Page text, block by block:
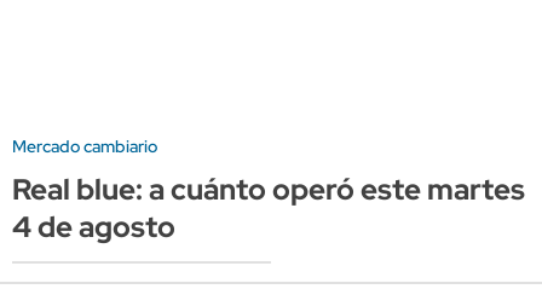
Mercado cambiario
Real blue: a cuánto operó este martes
4 de agosto